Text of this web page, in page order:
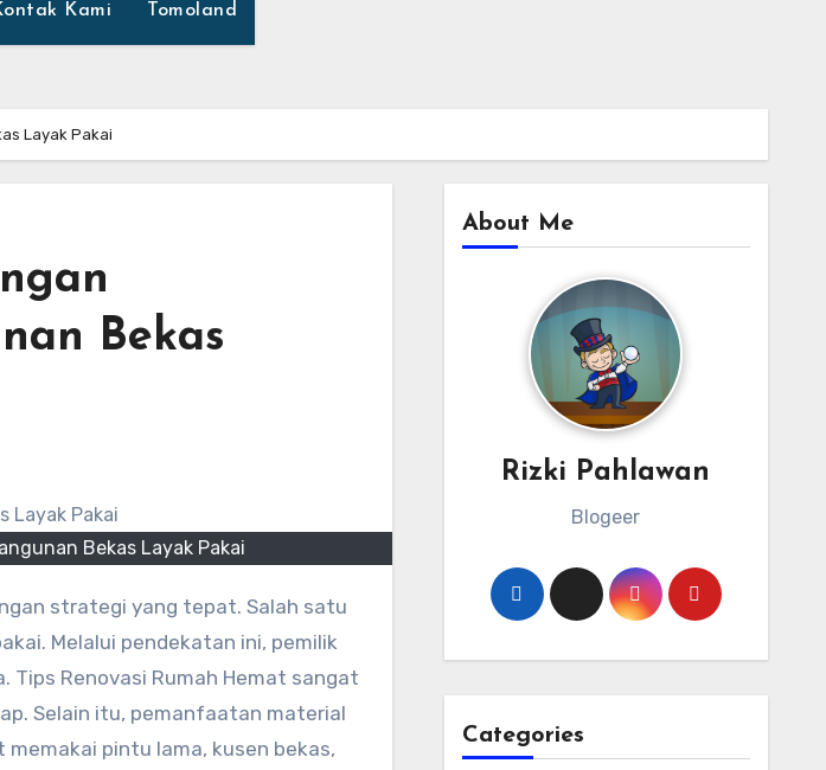
Kami Tomoland
Layak Pakai
Bekas
Bekas Layak Pakai
Melalui pendekatan ini, pemilik
Renovasi Rumah Hemat sangat
Selain itu, pemanfaatan material
pintu lama, kusen bekas,
About Me
Rizki Pahlawan
Blogeer
Categories